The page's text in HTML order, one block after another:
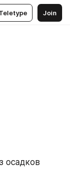
Join
осадков